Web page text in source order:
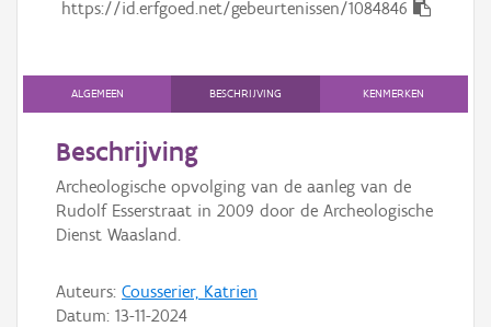
Gebeurtenis
Downloads
Hergebruik
Aanmelden
https://id.erfgoed.net/gebeurtenissen/1084846
ALGEMEEN BESCHRIJVING KENMERKEN
Beschrijving
Archeologische opvolging van de aanleg van de
Rudolf Esserstraat in 2009 door de Archeologische
Dienst Waasland.
Auteurs: Cousserier, Katrien
Datum: 13-11-2024